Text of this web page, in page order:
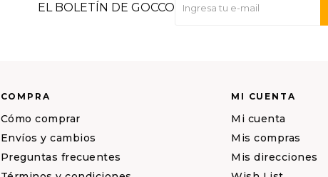
COMPRA
Cómo comprar
Envíos y cambios
Preguntas frecuentes
MI CUENTA
Mi cuenta
Mis compras
Mis direcciones
EL BOLETÍN DE GOCCO